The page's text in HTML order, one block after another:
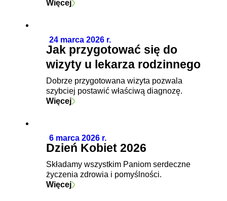
Więcej
24 marca 2026 r.
Jak przygotować się do
wizyty u lekarza rodzinnego
Dobrze przygotowana wizyta pozwala
szybciej postawić właściwą diagnozę.
Więcej
6 marca 2026 r.
Dzień Kobiet 2026
Składamy wszystkim Paniom serdeczne
życzenia zdrowia i pomyślności.
Więcej